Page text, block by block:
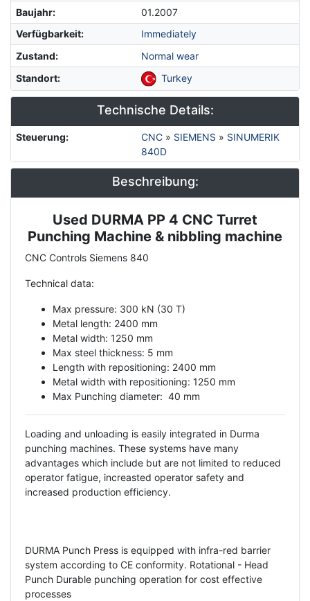
Baujahr:
01.2007
Verfügbarkeit:
Immediately
Zustand:
Normal wear
Standort: Turkey
Technische Details:
Steuerung: CNC» SIEMENS » SINUMERIK
840D
Beschreibung:
Description
Used DURMA PP 4 CNC Turret
Punching Machine & nibbling machine
CNC Controls Siemens 840
Technical data:
Max pressure: 300 kN (30 T)
Metal length: 2400 mm
Metal width: 1250 mm
Max steel thickness: 5 mm
Length with repositioning: 2400 mm
Metal width with repositioning: 1250 mm
Max Punching diameter: 40 mm
Loading and unloading is easily integrated in Durma
punching machines. These systems have many
advantages which include but are not limited to reduced
operator fatigue, increasted operator safety and
increased production efficiency.
DURMA Punch Press is equipped with infra-red barrier
system according to CE conformity. Rotational - Head
Punch Durable punching operation for cost effective
processes